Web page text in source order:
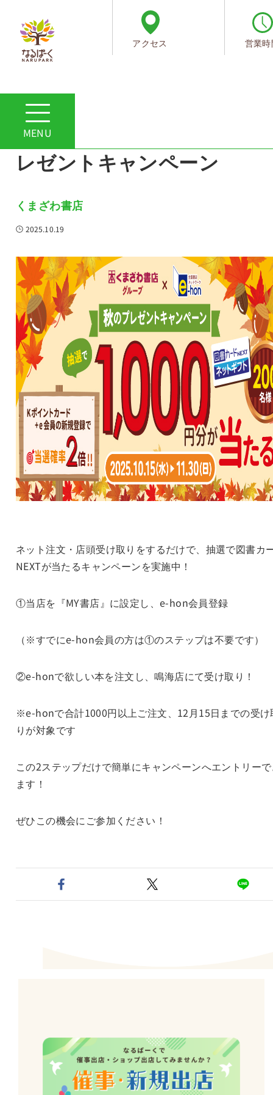
アクセス 営業
くまざわ書店＆e-hon 秋の
レゼントキャンペーン
くまざわ書店
2025.10.19
ネット注文・店頭受け取りをするだけで、抽選で図書カ
NEXTが当たるキャンペーンを実施中！
①当店を『MY書店』に設定し、e-hon会員登録
（※すでにe-hon会員の方は①のステップは不要です）
②e-honで欲しい本を注文し、鳴海店にて受け取り！
※e-honで合計1000円以上ご注文、12月15日までの受け
りが対象です
この2ステップだけで簡単にキャンペーンへエントリー
ます！
ぜひこの機会にご参加ください！